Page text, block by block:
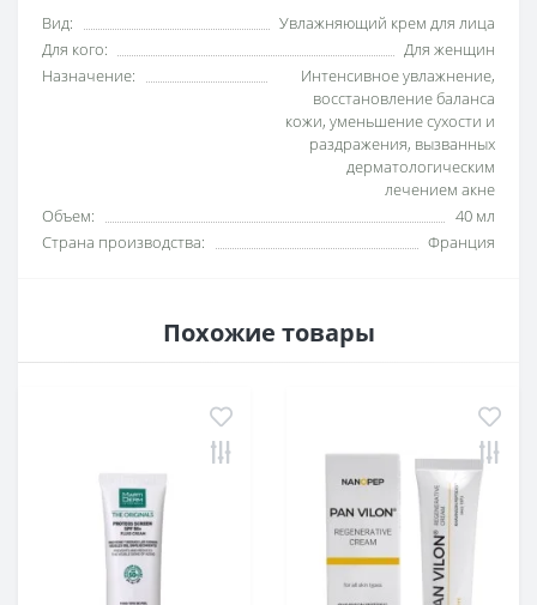
Вид:
Увлажняющий крем для лица
Для кого:
Для женщин
Назначение:
Интенсивное увлажнение,
восстановление баланса
кожи, уменьшение сухости и
раздражения, вызванных
дерматологическим
лечением акне
Объем:
40 мл
Страна производства:
Франция
Похожие товары